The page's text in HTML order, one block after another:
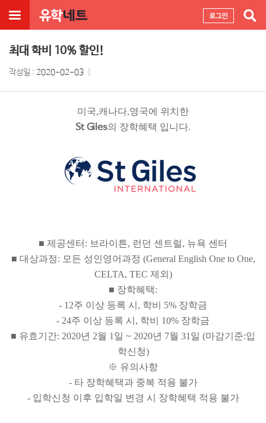
최대 학비 10% 할인!
작성일 : 2020-02-03
미국,캐나다,영국에 위치한
St Giles의 장학혜택 입니다.
■ 제공센터: 브라이튼, 런던 센트럴, 뉴욕 센터
■ 대상과정: 모든 성인영어과정 (General English One to One,
CELTA, TEC 제외)
■ 장학혜택:
- 12주 이상 등록 시, 학비 5% 장학금
- 24주 이상 등록 시, 학비 10% 장학금
■ 유효기간: 2020년 2월 1일 ~ 2020년 7월 31일 (마감기준:입
학신청)
※ 유의사항
- 타 장학혜택과 중복 적용 불가
- 입학신청 이후 입학일 변경 시 장학혜택 적용 불가